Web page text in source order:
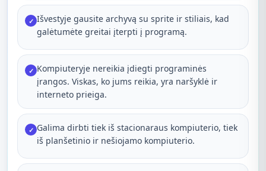
✓ Išvestyje gausite archyvą su sprite ir stiliais, kad
galėtumėte greitai įterpti į programą.
✓ Kompiuteryje nereikia įdiegti programinės
įrangos. Viskas, ko jums reikia, yra naršyklė ir
interneto prieiga.
✓ Galima dirbti tiek iš stacionaraus kompiuterio, tiek
iš planšetinio ir nešiojamo kompiuterio.